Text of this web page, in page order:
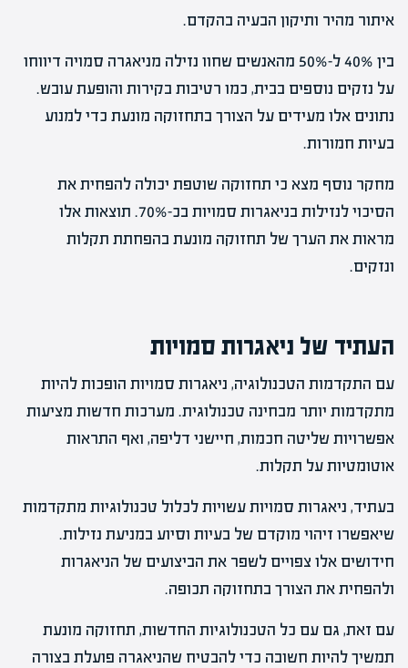
איתור מהיר ותיקון הבעיה בהקדם.
בין 40% ל-50% מהאנשים שחוו נזילה מניאגרה סמויה דיווחו
על נזקים נוספים בבית, כמו רטיבות בקירות והופעת עובש.
נתונים אלו מעידים על הצורך בתחזוקה מונעת כדי למנוע
בעיות חמורות.
מחקר נוסף מצא כי תחזוקה שוטפת יכולה להפחית את
הסיכוי לנזילות בניאגרות סמויות בכ-70%. תוצאות אלו
מראות את הערך של תחזוקה מונעת בהפחתת תקלות
ונזקים.
העתיד של ניאגרות סמויות
עם התקדמות הטכנולוגיה, ניאגרות סמויות הופכות להיות
מתקדמות יותר מבחינה טכנולוגית. מערכות חדשות מציעות
אפשרויות שליטה חכמות, חיישני דליפה, ואף התראות
אוטומטיות על תקלות.
בעתיד, ניאגרות סמויות עשויות לכלול טכנולוגיות מתקדמות
שיאפשרו זיהוי מוקדם של בעיות וסיוע במניעת נזילות.
חידושים אלו צפויים לשפר את הביצועים של הניאגרות
ולהפחית את הצורך בתחזוקה תכופה.
עם זאת, גם עם כל הטכנולוגיות החדשות, תחזוקה מונעת
תמשיך להיות חשובה כדי להבטיח שהניאגרה פועלת בצורה